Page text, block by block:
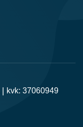
kvk: 37060949